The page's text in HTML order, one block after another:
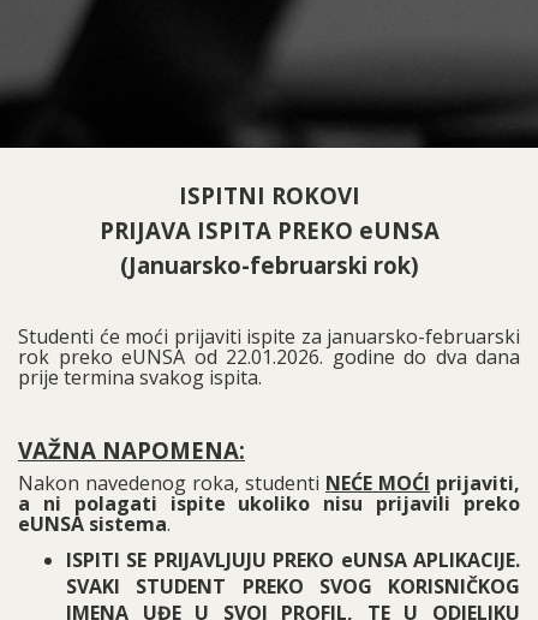
ISPITNI ROKOVI
PRIJAVA ISPITA PREKO eUNSA
(Januarsko-februarski rok)
Studenti će moći prijaviti ispite za januarsko-februarski
rok preko eUNSA od 22.01.2026. godine do dva dana
prije termina svakog ispita.
VAŽNA NAPOMENA:
Nakon navedenog roka, studenti NEĆE MOĆI prijaviti,
a ni polagati ispite ukoliko nisu prijavili preko
eUNSA sistema.
ISPITI SE PRIJAVLJUJU PREKO eUNSA APLIKACIJE.
SVAKI STUDENT PREKO SVOG KORISNIČKOG
IMENA UĐE U SVOJ PROFIL, TE U ODJELJKU